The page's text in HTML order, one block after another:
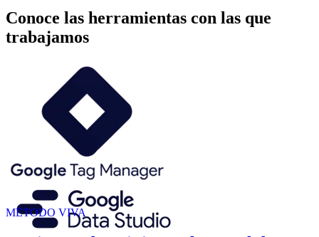
Conoce las herramientas con las que
trabajamos
MÉTODO VIVA